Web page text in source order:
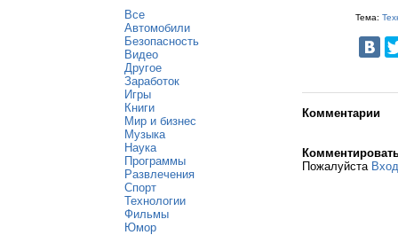
Все
Автомобили
Безопасность
Видео
Другое
Заработок
Игры
Книги
Мир и бизнес
Музыка
Наука
Программы
Развлечения
Спорт
Технологии
Фильмы
Юмор
Тема:
Комментарии
Пожалуйста Вход